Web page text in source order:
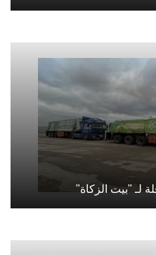
لـ "بيت الزكاة"